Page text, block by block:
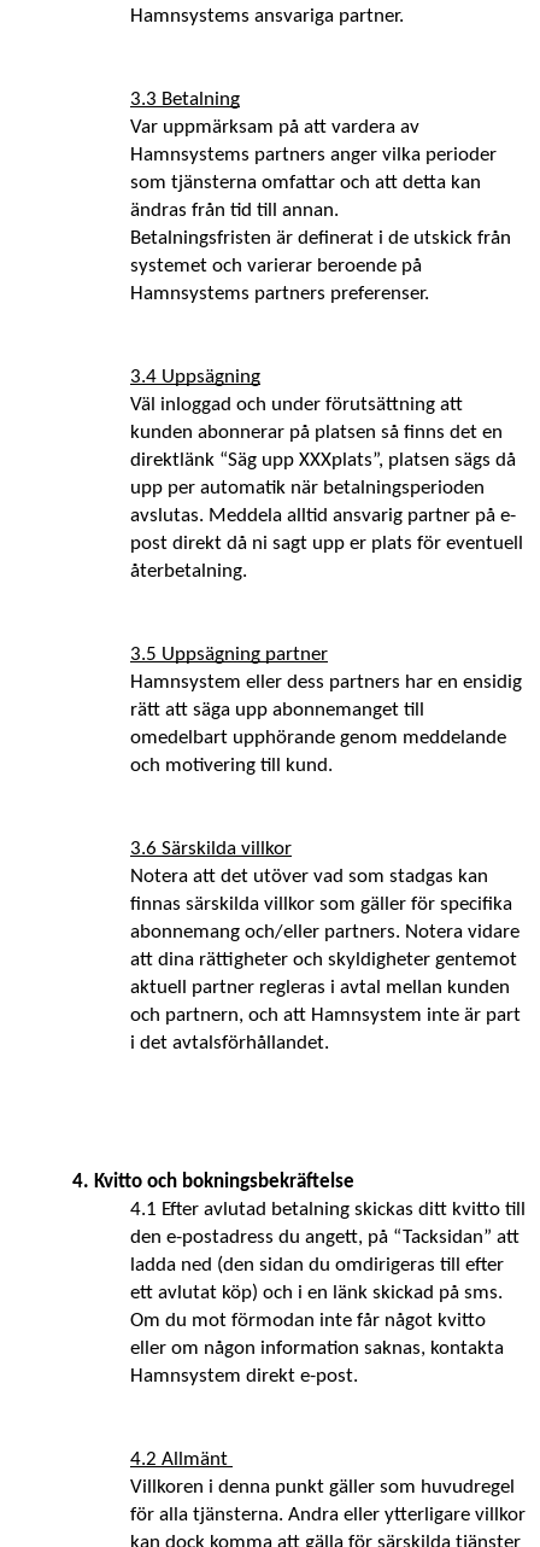
Hamnsystems ansvariga partner.
3.3 Betalning
Var uppmärksam på att vardera av
Hamnsystems partners anger vilka perioder
som tjänsterna omfattar och att detta kan
ändras från tid till annan.
Betalningsfristen är definerat i de utskick från
systemet och varierar beroende på
Hamnsystems partners preferenser.
3.4 Uppsägning
Väl inloggad och under förutsättning att
kunden abonnerar på platsen så finns det en
direktlänk “Säg upp XXXplats”, platsen sägs då
upp per automatik när betalningsperioden
avslutas. Meddela alltid ansvarig partner på e-
post direkt då ni sagt upp er plats för eventuell
återbetalning.
3.5 Uppsägning partner
Hamnsystem eller dess partners har en ensidig
rätt att säga upp abonnemanget till
omedelbart upphörande genom meddelande
och motivering till kund.
3.6 Särskilda villkor
Notera att det utöver vad som stadgas kan
finnas särskilda villkor som gäller för specifika
abonnemang och/eller partners. Notera vidare
att dina rättigheter och skyldigheter gentemot
aktuell partner regleras i avtal mellan kunden
och partnern, och att Hamnsystem inte är part
i det avtalsförhållandet.
4. Kvitto och bokningsbekräftelse
4.1 Efter avlutad betalning skickas ditt kvitto till
den e-postadress du angett, på “Tacksidan” att
ladda ned (den sidan du omdirigeras till efter
ett avlutat köp) och i en länk skickad på sms.
Om du mot förmodan inte får något kvitto
eller om någon information saknas, kontakta
Hamnsystem direkt e-post.
4.2 Allmänt
Villkoren i denna punkt gäller som huvudregel
för alla tjänsterna. Andra eller ytterligare villkor
kan dock komma att gälla för särskilda tjänster